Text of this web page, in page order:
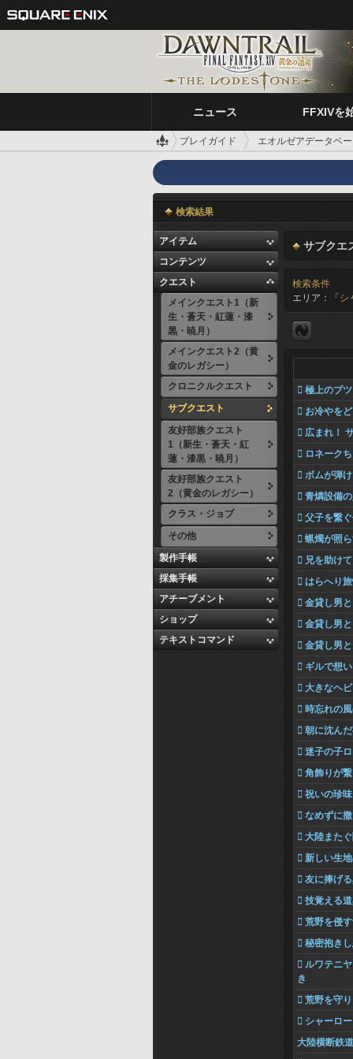
ニュース FFXIVを
プレイガイド エオルゼアデータベ
検索結果
アイテム
コンテンツ
クエスト
メインクエスト1（新
生・蒼天・紅蓮・漆
黒・暁月）
メインクエスト2（黄
金のレガシー）
クロニクルクエスト
サブクエスト
友好部族クエスト
1（新生・蒼天・紅
蓮・漆黒・暁月）
友好部族クエスト
2（黄金のレガシー）
クラス・ジョブ
その他
製作手帳
採集手帳
アチーブメント
ショップ
テキストコマンド
サブクエ
検索条件
エリア：「 シ
 極上のブツ
 お冷やを
 広まれ！
 ロネーク
 ボムが弾
 青燐設備
 父子を繋
 蝋燭が照
 兄を助けて
 はらへり
 金貸し男
 金貸し男
 金貸し男
 ギルで想
 大きなヘ
 時忘れの
 朝に沈ん
 迷子の子
 角飾りが
 祝いの珍味
 なめずに
 大陸また
 新しい生
 友に捧げ
 技覚える
 荒野を侵
 秘密抱き
 ルワテニ
き
 荒野を守
 シャーロ
大陸横断鉄